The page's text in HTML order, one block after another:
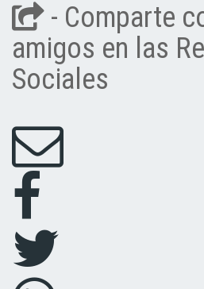
- Comparte
amigos en las
Sociales